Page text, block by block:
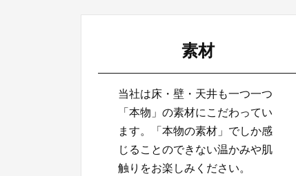
素材
当社は床・壁・天井も一つ一つ
「本物」の素材にこだわってい
ます。「本物の素材」でしか感
じることのできない温かみや肌
触りをお楽しみください。